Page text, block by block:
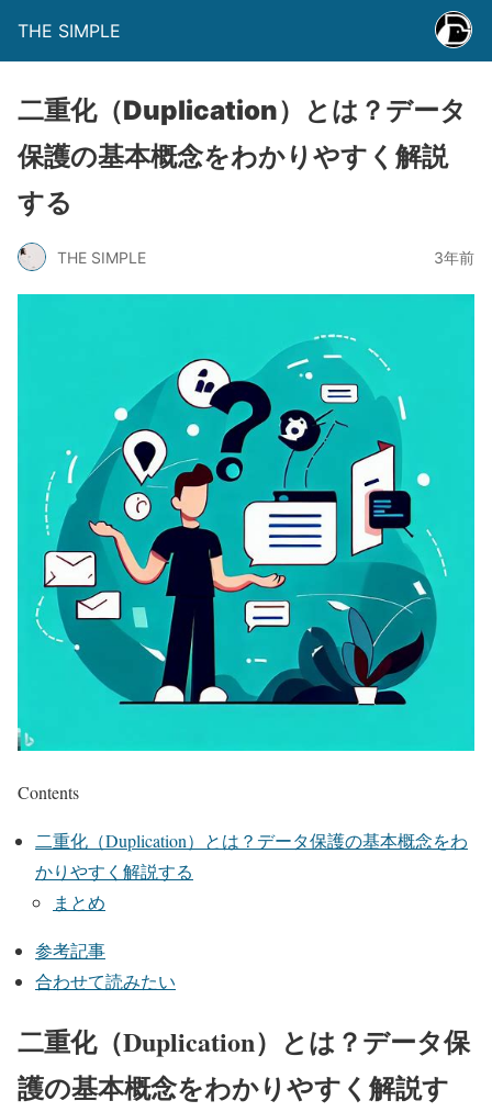
THE SIMPLE
二重化（Duplication）とは？データ
保護の基本概念をわかりやすく解説
する
THE SIMPLE 3年前
Contents
二重化（Duplication）とは？データ保護の基本概念をわ
かりやすく解説する
まとめ
参考記事
合わせて読みたい
二重化（Duplication）とは？データ保
護の基本概念をわかりやすく解説す